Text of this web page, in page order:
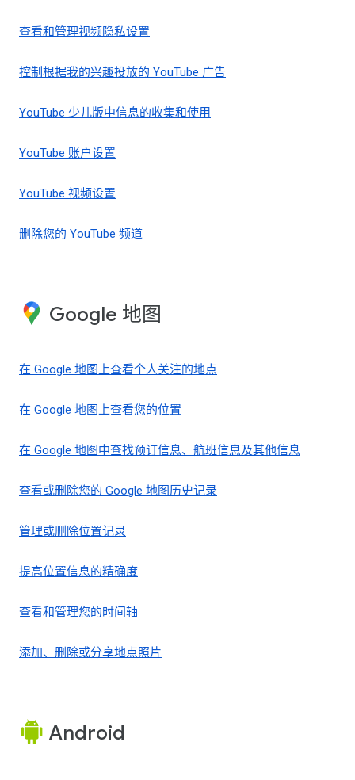
查看和管理视频隐私设置
控制根据我的兴趣投放的 YouTube 广告
YouTube 少儿版中信息的收集和使用
YouTube 账户设置
YouTube 视频设置
删除您的 YouTube 频道
Google 地图
在 Google 地图上查看个人关注的地点
在 Google 地图上查看您的位置
在 Google 地图中查找预订信息、航班信息及其他信息
查看或删除您的 Google 地图历史记录
管理或删除位置记录
提高位置信息的精确度
查看和管理您的时间轴
添加、删除或分享地点照片
Android